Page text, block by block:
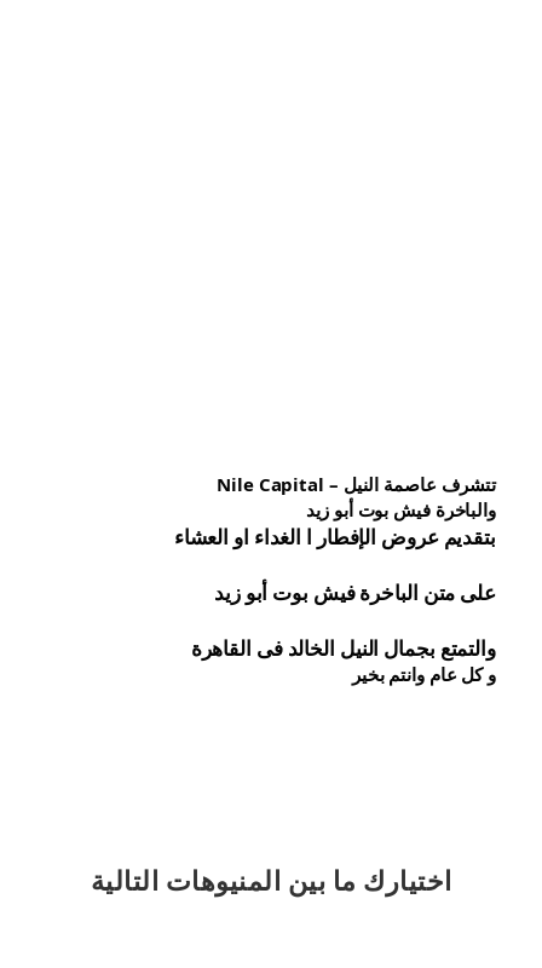
تتشرف عاصمة النيل – Nile Capital
والباخرة فيش بوت أبو زيد
بتقديم عروض الإفطار ا الغداء او العشاء
على متن الباخرة فيش بوت أبو زيد
والتمتع بجمال النيل الخالد فى القاهرة
و كل عام وانتم بخير
اختيارك ما بين المنيوهات التالية